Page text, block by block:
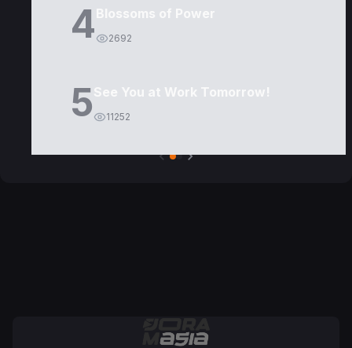
4Blossoms of Power
2692
5See You at Work Tomorrow!
11252